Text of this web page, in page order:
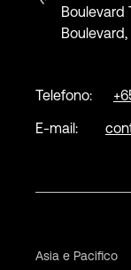
Boulevard
Boulevard,
Telefono:
E-mail:
Asia e Pacifico